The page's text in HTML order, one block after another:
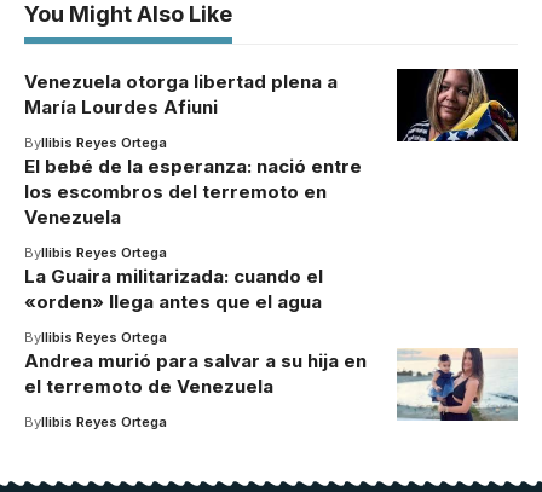
You Might Also Like
Venezuela otorga libertad plena a
María Lourdes Afiuni
ByIlibis Reyes Ortega
El bebé de la esperanza: nació entre
los escombros del terremoto en
Venezuela
ByIlibis Reyes Ortega
La Guaira militarizada: cuando el
«orden» llega antes que el agua
ByIlibis Reyes Ortega
Andrea murió para salvar a su hija en
el terremoto de Venezuela
ByIlibis Reyes Ortega